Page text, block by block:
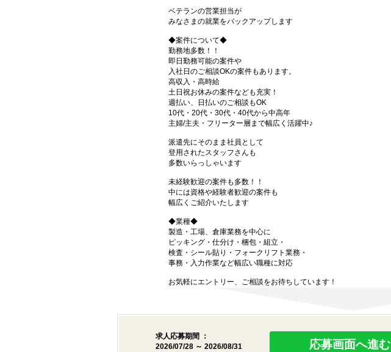
ベテランの営業担当が
みなさまの就業をバックアップします
◆案件について◆
勤務地多数！！
即日勤務可能の案件や
入社日のご相談OKの案件もあります。
高収入・高時給
土日祝お休みの案件なども充実！
週払い、日払いのご相談もOK
10代・20代・30代・40代から中高年
主婦/主夫・フリーター層まで幅広く活躍中♪
派遣先にそのまま社員として
登用されたスタッフさんも
多数いらっしゃいます
未経験歓迎の案件も多数！！
中には資格や経験者歓迎の案件も
幅広くご紹介いたします
◆業種◆
製造・工場、倉庫業務を中心に
ピッキング・仕分け・梱包・組立・
検査・シール貼り・フォークリフト業務・
事務・入力作業など幅広い職種に対応
お気軽にエントリー、ご相談をお待ちしています！
求人応募期間 ：
2026/07/28 ～ 2026/08/31
応募画面へ進む